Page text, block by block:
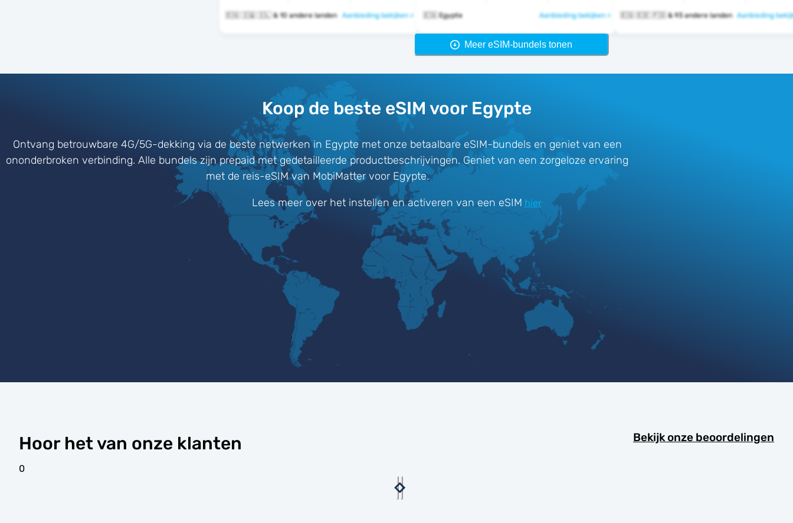
🇪🇬 🇮🇶 🇮🇱 & 10 andere landen Aanbieding bekijken > 🇪🇬 Egypte Aanbieding bekijken > 🇪🇬 🇪🇪 🇫🇴 & 93 andere landen Aanbieding
Meer eSIM-bundels tonen
Koop de beste eSIM voor Egypte
Ontvang betrouwbare 4G/5G-dekking via de beste netwerken in Egypte met onze betaalbare eSIM-bundels en geniet van een
ononderbroken verbinding. Alle bundels zijn prepaid met gedetailleerde productbeschrijvingen. Geniet van een zorgeloze ervaring
met de reis-eSIM van MobiMatter voor Egypte.
Lees meer over het instellen en activeren van een eSIM hier
Hoor het van onze klanten Bekijk onze beoordelingen
0